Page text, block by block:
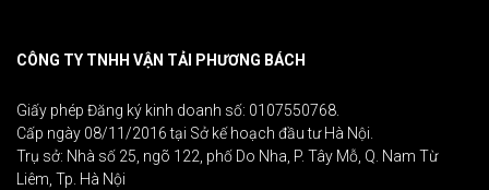
CÔNG TY TNHH VẬN TẢI PHƯƠNG BÁCH
Giấy phép Đăng ký kinh doanh số: 0107550768.
Cấp ngày 08/11/2016 tại Sở kế hoạch đầu tư Hà Nội.
Trụ sở: Nhà số 25, ngõ 122, phố Do Nha, P. Tây Mỗ, Q. Nam Từ
Liêm, Tp. Hà Nội